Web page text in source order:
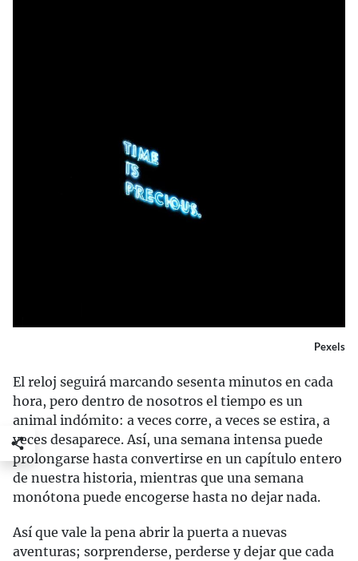
Pexels
El reloj seguirá marcando sesenta minutos en cada
hora, pero dentro de nosotros el tiempo es un
animal indómito: a veces corre, a veces se estira, a
veces desaparece. Así, una semana intensa puede
prolongarse hasta convertirse en un capítulo entero
de nuestra historia, mientras que una semana
monótona puede encogerse hasta no dejar nada.
Así que vale la pena abrir la puerta a nuevas
aventuras; sorprenderse, perderse y dejar que cada